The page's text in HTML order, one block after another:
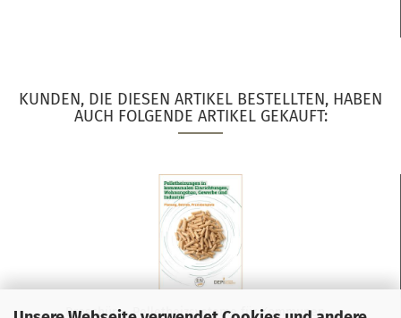
KUNDEN, DIE DIESEN ARTIKEL BESTELLTEN, HABEN
AUCH FOLGENDE ARTIKEL GEKAUFT:
Broschüre „Pelletheizsysteme für Kommunen,...